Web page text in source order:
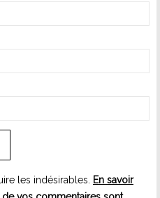
les indésirables. En savoir